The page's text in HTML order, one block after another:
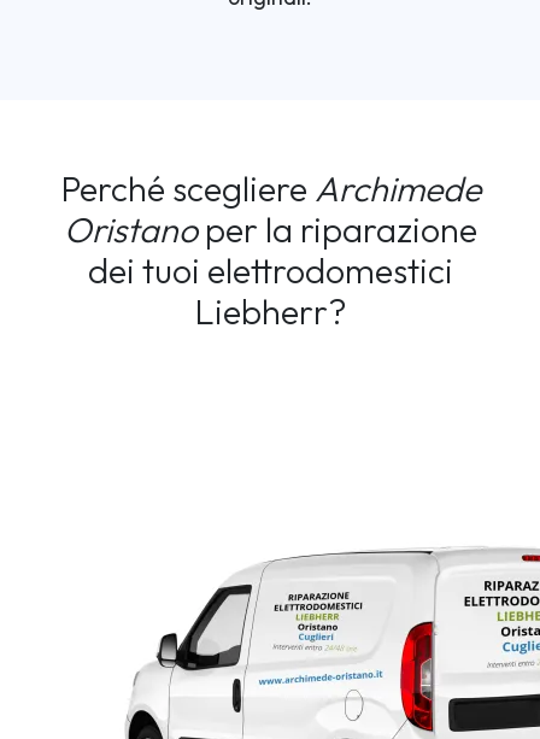
Perché scegliere Archimede
Oristanoper la riparazione
dei tuoi elettrodomestici
Liebherr?